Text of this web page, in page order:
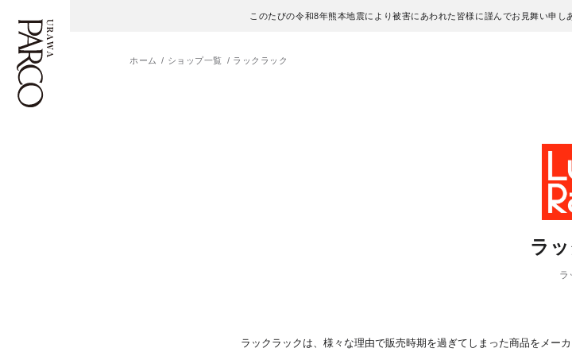
このたびの令和8年熊本地震により被害にあわれた皆様に謹んでお見舞い申
ホーム ショップ一覧 ラックラック
ラ
ラ
ラックラックは、様々な理由で販売時期を過ぎてしまった商品をメー